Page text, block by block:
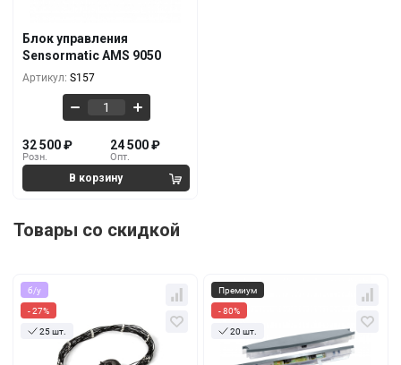
Блок управления
Sensormatic AMS 9050
Артикул: S157
Розн.
32 500₽
Опт.
24 500 ₽
5+
Товары со скидкой
б/у
- 27%
25 шт.
Кол-во За 1 шт.
Премиум
- 80%
20 шт.
Кол-во За 1 шт.